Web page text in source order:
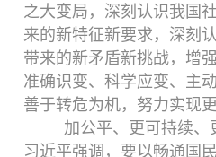
之大变局，深刻认识我国
来的新特征新要求，深刻
带来的新矛盾新挑战，增
准确识变、科学应变、主
善于转危为机，努力实现
加公平、更可持续、
习近平强调，要以畅通国